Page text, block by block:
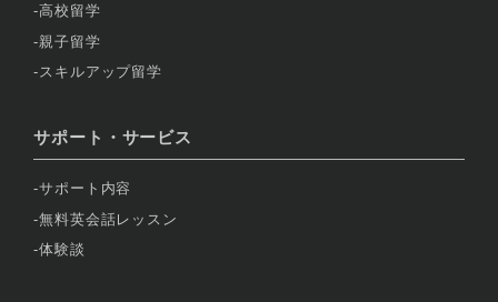
高校留学
親子留学
スキルアップ留学
サポート・サービス
サポート内容
無料英会話レッスン
体験談